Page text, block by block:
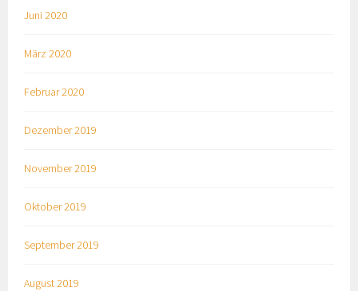
Juni 2020
März 2020
Februar 2020
Dezember 2019
November 2019
Oktober 2019
September 2019
August 2019